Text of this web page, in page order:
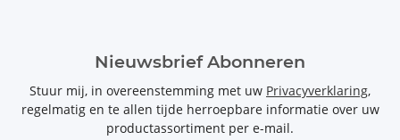
Nieuwsbrief Abonneren
Stuur mij, in overeenstemming met uw Privacyverklaring,
regelmatig en te allen tijde herroepbare informatie over uw
productassortiment per e-mail.